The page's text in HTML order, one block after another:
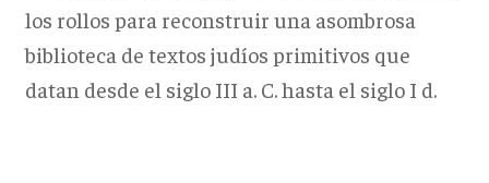
los rollos para reconstruir una asombrosa
biblioteca de textos judíos primitivos que
datan desde el siglo III a. C. hasta el siglo I d.